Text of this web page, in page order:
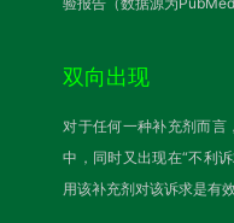
双向出现
对于任何一种补充剂而言
中，同时又出现在“不利
用该补充剂对该诉求是有